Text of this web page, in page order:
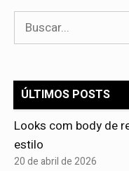
Pesquisar
por:
ÚLTIMOS POSTS
Looks com body de
estilo
20 de abril de 2026